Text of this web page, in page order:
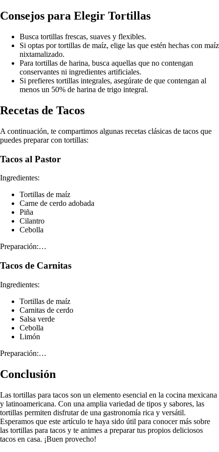
Consejos para Elegir Tortillas
Busca tortillas frescas, suaves y flexibles.
Si optas por tortillas de maíz, elige las que estén hechas con maíz
nixtamalizado.
Para tortillas de harina, busca aquellas que no contengan
conservantes ni ingredientes artificiales.
Si prefieres tortillas integrales, asegúrate de que contengan al
menos un 50% de harina de trigo integral.
Recetas de Tacos
A continuación, te compartimos algunas recetas clásicas de tacos que
puedes preparar con tortillas:
Tacos al Pastor
Ingredientes:
Tortillas de maíz
Carne de cerdo adobada
Piña
Cilantro
Cebolla
Preparación:…
Tacos de Carnitas
Ingredientes:
Tortillas de maíz
Carnitas de cerdo
Salsa verde
Cebolla
Limón
Preparación:…
Conclusión
Las tortillas para tacos son un elemento esencial en la cocina mexicana
y latinoamericana. Con una amplia variedad de tipos y sabores, las
tortillas permiten disfrutar de una gastronomía rica y versátil.
Esperamos que este artículo te haya sido útil para conocer más sobre
las tortillas para tacos y te animes a preparar tus propios deliciosos
tacos en casa. ¡Buen provecho!